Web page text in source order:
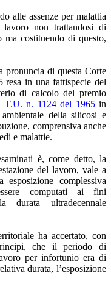
alle assenze per malattia
non trattandosi di
costituendo di questo,
pronuncia di questa Corte
resa in una fattispecie del
di calcolo del premio
T.U. n. 1124 del 1965in
della silicosi e
comprensiva anche
e malattie.
è, come detto, la
del lavoro, vale a
complessiva
computati ai fini
durata ultradecennale
ha accertato, con
che il periodo di
per infortunio era di
durata, l’esposizione